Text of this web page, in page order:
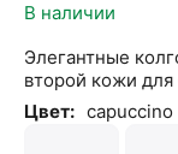
В наличии
Элегантные
второй кожи
Цвет: capuccino